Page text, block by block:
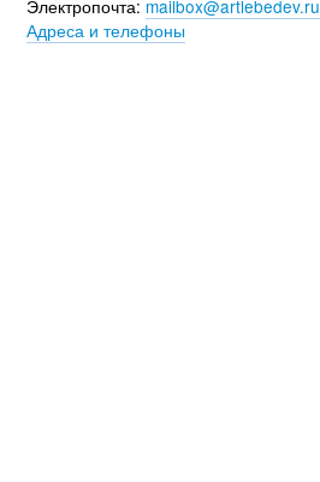
Электропочта: mailbox@artlebedev.ru
Адреса и телефоны